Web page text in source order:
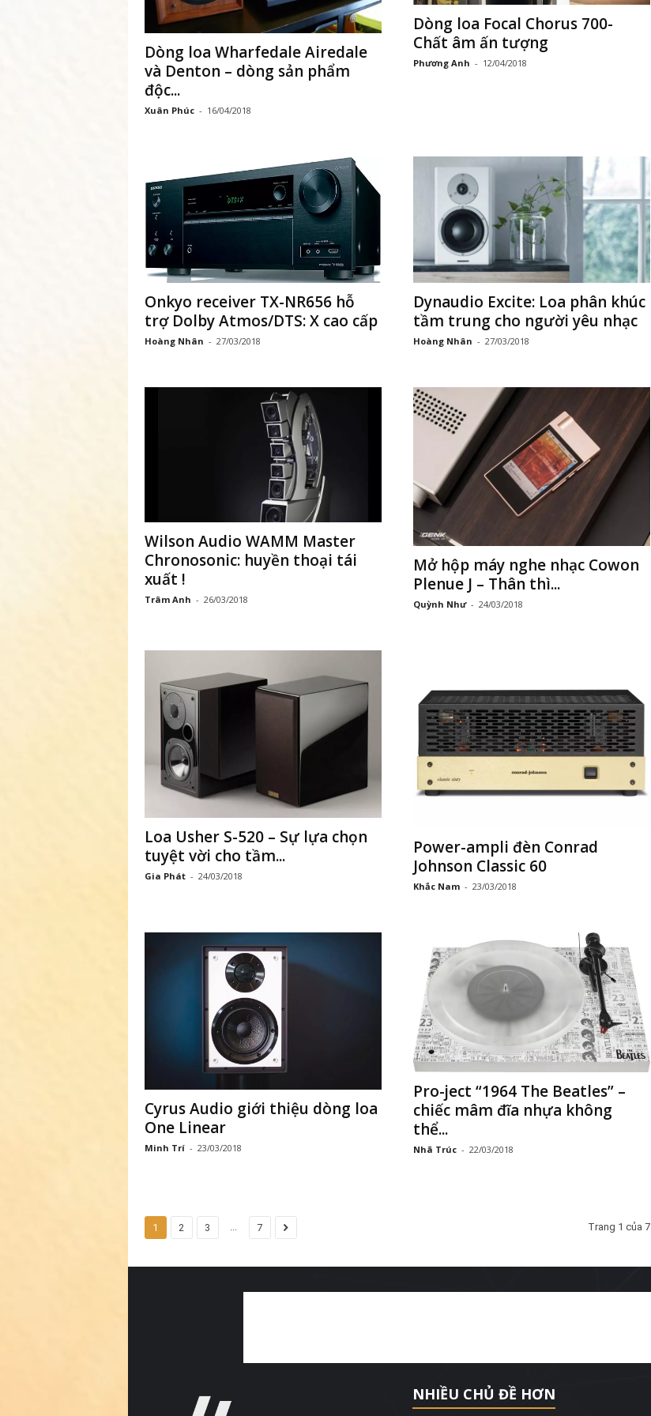
t
–
M
n
g
x
n
g
h
n
h
ì
n
Dòng loa Wharfedale Airedale
và Denton – dòng sản phẩm
độc...
Xuân Phúc - 16/04/2018
Dòng loa Focal Chorus 700-
Chất âm ấn tượng
Phương Anh - 12/04/2018
Onkyo receiver TX-NR656 hỗ
trợ Dolby Atmos/DTS: X cao cấp
Hoàng Nhân - 27/03/2018
Dynaudio Excite: Loa phân khúc
tầm trung cho người yêu nhạc
Hoàng Nhân - 27/03/2018
Wilson Audio WAMM Master
Chronosonic: huyền thoại tái
xuất !
Trâm Anh - 26/03/2018
Mở hộp máy nghe nhạc Cowon
Plenue J – Thân thì...
Quỳnh Như - 24/03/2018
Loa Usher S-520 – Sự lựa chọn
tuyệt vời cho tầm...
Gia Phát - 24/03/2018
Power-ampli đèn Conrad
Johnson Classic 60
Khắc Nam - 23/03/2018
Cyrus Audio giới thiệu dòng loa
One Linear
Minh Trí - 23/03/2018
Pro-ject “1964 The Beatles” –
chiếc mâm đĩa nhựa không
thể...
Nhã Trúc - 22/03/2018
1 2 3 7 Trang 1 của 7
NHIỀU CHỦ ĐỀ HƠN